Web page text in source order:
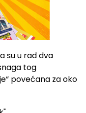
su u rad dva
tog
povećana za oko